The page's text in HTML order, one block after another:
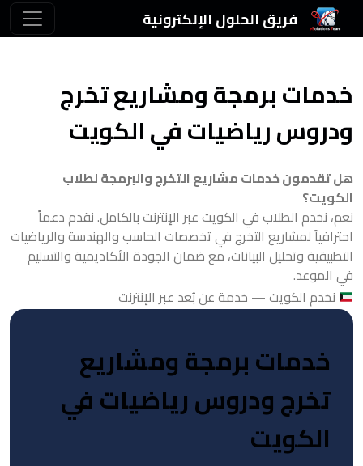
فريق الحلول الإلكترونية
خدمات برمجة ومشاريع تخرج
ودروس رياضيات في الكويت
هل تقدمون خدمات مشاريع التخرج والبرمجة لطلاب
الكويت؟
نعم، نخدم الطلاب في الكويت عبر الإنترنت بالكامل. نقدم دعماً
احترافياً لمشاريع التخرج في تخصصات الحاسب والهندسة والرياضيات
التطبيقية وتحليل البيانات، مع ضمان الجودة الأكاديمية والتسليم
في الموعد.
نخدم الكويت — خدمة عن بُعد عبر الإنترنت
خدمات برمجة ومشاريع
تخرج ودروس رياضيات في
الكويت